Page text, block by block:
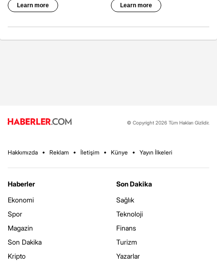
© Copyright 2026 Tüm Hakları Gizlidir.
Hakkımızda Reklam İletişim Künye Yayın İlkeleri
Haberler
Ekonomi
Spor
Magazin
Son Dakika
Kripto
Son Dakika
Sağlık
Teknoloji
Finans
Turizm
Yazarlar